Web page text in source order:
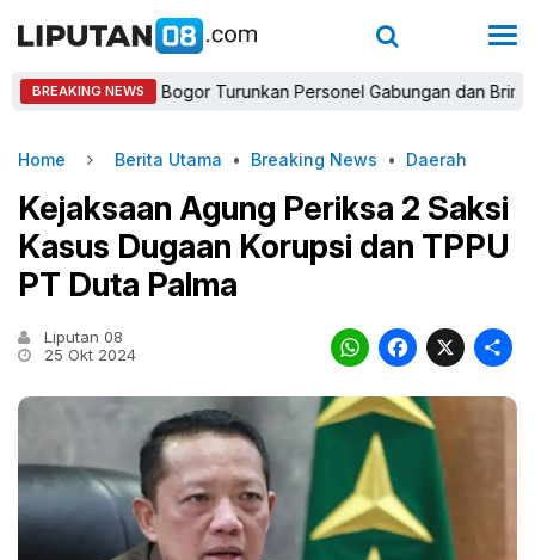
BREAKING NEWS
Kapolres Bogor Turunkan Personel Gabungan dan Brimob,
Home Berita Utama • Breaking News • Daerah
Kejaksaan Agung Periksa 2 Saksi
Kasus Dugaan Korupsi dan TPPU
PT Duta Palma
Liputan 08
25 Okt 2024
X